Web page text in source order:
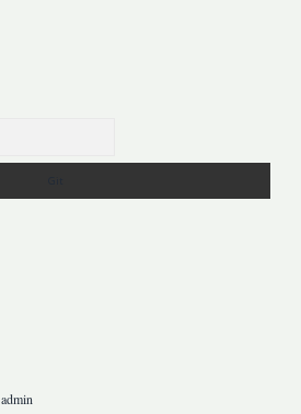
admin